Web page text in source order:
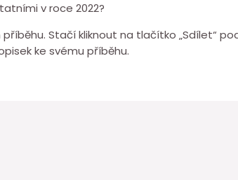
v roce 2022?
Stačí kliknout na tlačítko „Sdílet“
ke svému příběhu.